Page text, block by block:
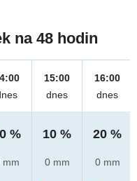
na 48 hodin
%
mm
15:00
dnes
10 %
0 mm
16:00
dnes
20 %
0 mm